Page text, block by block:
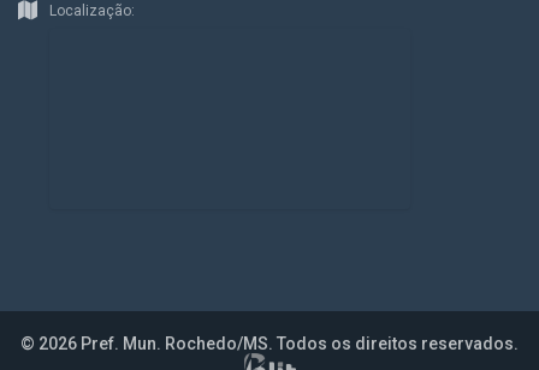
Localização:
© 2026 Pref. Mun. Rochedo/MS. Todos os direitos reservados.